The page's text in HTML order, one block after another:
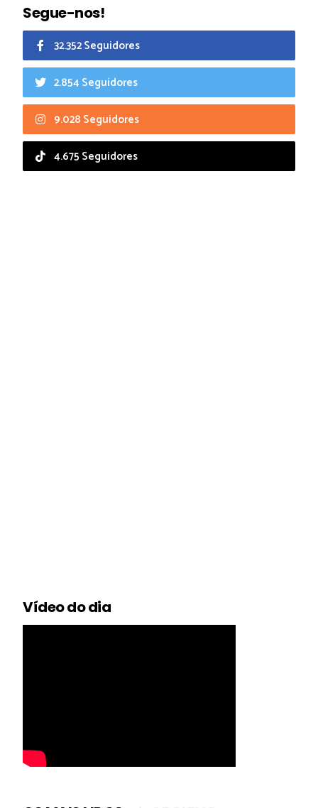
Segue-nos!
32.352 Seguidores
2.854 Seguidores
9.028 Seguidores
4.675 Seguidores
Vídeo do dia